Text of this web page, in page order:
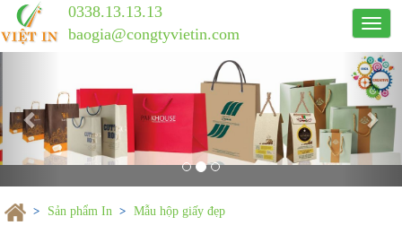
Công
ty
in
ấn
Việt
In
0338.13.13.13
baogia@congtyvietin.com